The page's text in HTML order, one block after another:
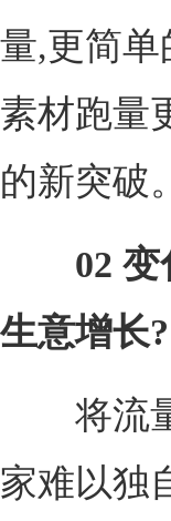
量,更简
素材跑量
的新突破。
02 变
生意增长?
将流量
家难以独